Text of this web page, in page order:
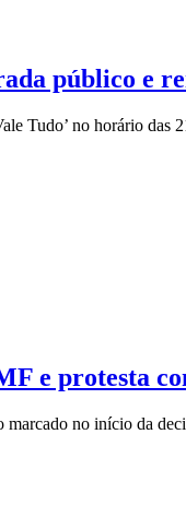
público e
Tudo’ no horário das
e protesta
no início da